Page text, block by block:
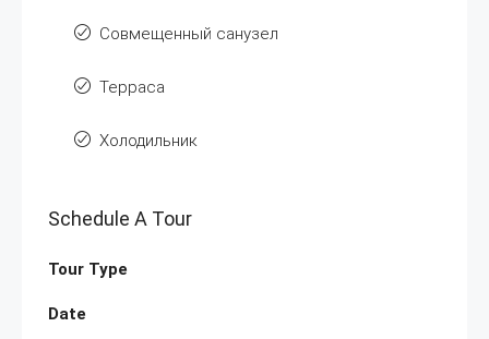
Совмещенный санузел
Терраса
Холодильник
Schedule A Tour
Tour Type
Date